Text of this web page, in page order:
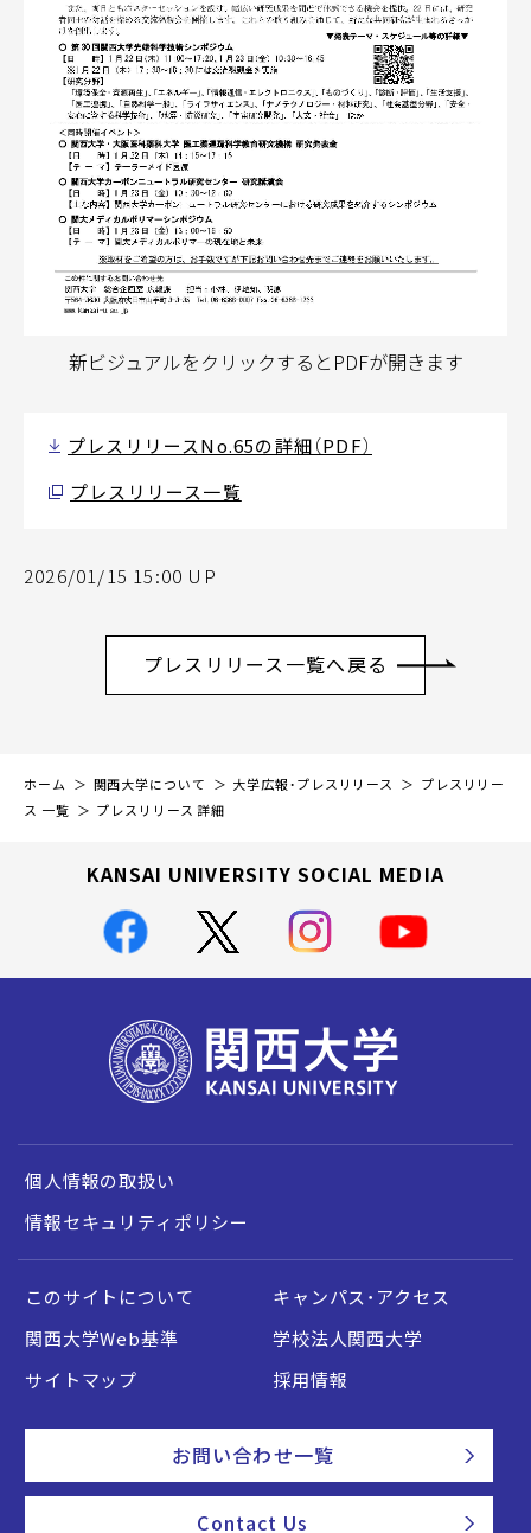
新ビジュアルをクリックするとPDFが開きます
プレスリリースNo.65の詳細（PDF）
プレスリリース一覧
2026/01/15 15:00 UP
プレスリリース一覧へ戻る
ホーム 関西大学について 大学広報・プレスリリース
プレスリリー
ス 一覧
プレスリリース 詳細
KANSAI UNIVERSITY SOCIAL MEDIA
個人情報の取扱い
情報セキュリティポリシー
このサイトについて
キャンパス・アクセス
関西大学Web基準
学校法人関西大学
サイトマップ
採用情報
お問い合わせ一覧
Contact Us